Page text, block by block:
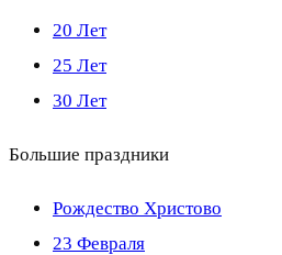
20 Лет
25 Лет
30 Лет
Большие праздники
Рождество Христово
23 Февраля